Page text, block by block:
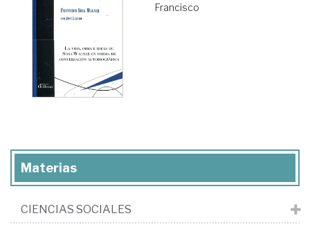
Francisco
Materias
CIENCIAS SOCIALES